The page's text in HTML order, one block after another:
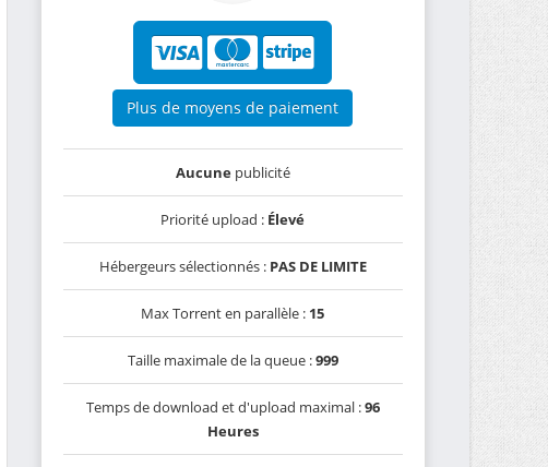
Plus de moyens de paiement
Aucunepublicité
Priorité upload : Élevé
Hébergeurs sélectionnés : PAS DE LIMITE
Max Torrent en parallèle : 15
Taille maximale de la queue :999
Temps de download et d'upload maximal :96
Heures